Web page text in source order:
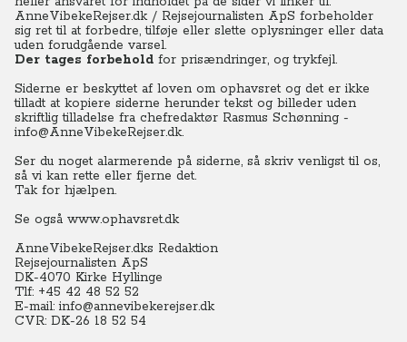
AnneVibekeRejser.dk / Rejsejournalisten ApS forbeholder
sig ret til at forbedre, tilføje eller slette oplysninger eller data
uden forudgående varsel.
Der tages forbehold for prisændringer, og trykfejl.
Siderne er beskyttet af loven om ophavsret og det er ikke
tilladt at kopiere siderne herunder tekst og billeder uden
skriftlig tilladelse fra chefredaktør Rasmus Schønning -
info@AnneVibekeRejser.dk.
Ser du noget alarmerende på siderne, så skriv venligst til os,
så vi kan rette eller fjerne det.
Tak for hjælpen.
Se også www.ophavsret.dk
AnneVibekeRejser.dks Redaktion
Rejsejournalisten ApS
DK-4070 Kirke Hyllinge
Tlf: +45 42 48 52 52
E-mail: info@annevibekerejser.dk
CVR: DK-26 18 52 54